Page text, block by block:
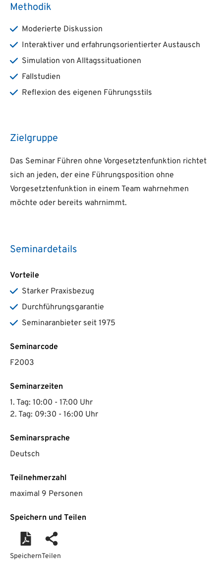
Methodik
Moderierte Diskussion
Interaktiver und erfahrungsorientierter Austausch
Simulation von Alltagssituationen
Fallstudien
Reflexion des eigenen Führungsstils
Zielgruppe
Das Seminar Führen ohne Vorgesetztenfunktion richtet
sich an jeden, der eine Führungsposition ohne
Vorgesetztenfunktion in einem Team wahrnehmen
möchte oder bereits wahrnimmt.
Seminardetails
Vorteile
Starker Praxisbezug
Durchführungsgarantie
Seminaranbieter seit 1975
Seminarcode
F2003
Seminarzeiten
1. Tag: 10:00 - 17:00 Uhr
2. Tag: 09:30 - 16:00 Uhr
Seminarsprache
Deutsch
Teilnehmerzahl
maximal 9 Personen
Speichern und Teilen
SpeichernTeilen